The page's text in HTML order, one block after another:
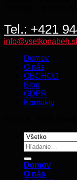
Tel.: +421
Domov
O nás
OBCHOD
Blog
GDPR
Kontakty
Hľadať:
Domov
O nás